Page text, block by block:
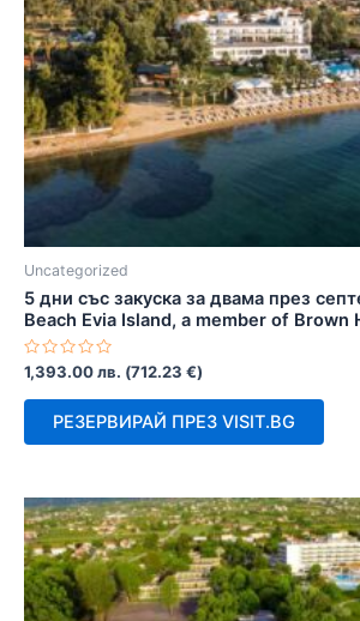
Uncategorized
5 дни със закуска за двама през
Beach Evia Island, a member of Brown
Оценено
с
0
1,393.00лв. (712.23 €)
РЕЗЕРВИРАЙ ПРЕЗ VISIT.BG